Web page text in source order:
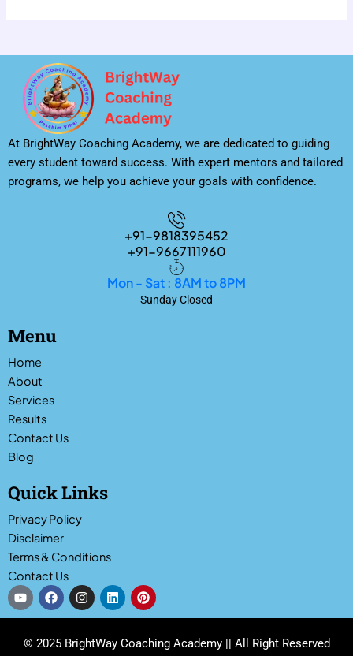
At BrightWay Coaching Academy, we are dedicated to guiding
every student toward success. With expert mentors and tailored
programs, we help you achieve your goals with confidence.
+91-9818395452
+91-9667111960
Mon - Sat : 8AM to 8PM
Sunday Closed
Menu
Home
About
Services
Results
Contact Us
Blog
Quick Links
Privacy Policy
Disclaimer
Terms & Conditions
Contact Us
Y
o
u
u
F
a
c
b
I
n
s
a
L
i
n
e
P
i
n
e
© 2025 BrightWay Coaching Academy || All Right Reserved